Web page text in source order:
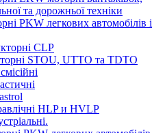
та дорожньої техніки
PKW легкових автомобілів і
CLP
STOU, UTTO та TDTO
HLP и HVLP